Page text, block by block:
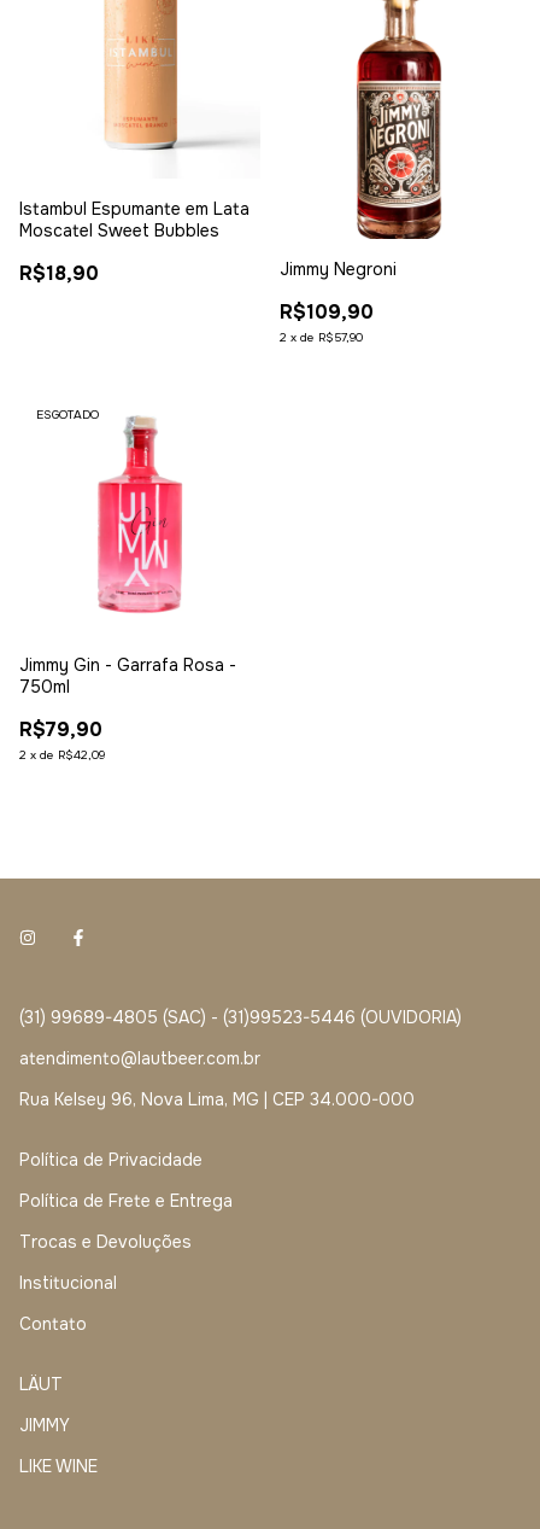
Istambul Espumante em Lata
Moscatel Sweet Bubbles
R$18,90 Jimmy Negroni
R$109,90
2 x de R$57,90
ESGOTADO
Jimmy Gin - Garrafa Rosa -
750ml
R$79,90
2 x de R$42,09
(31) 99689-4805 (SAC) - (31)99523-5446 (OUVIDORIA)
atendimento@lautbeer.com.br
Rua Kelsey 96, Nova Lima, MG | CEP 34.000-000
Política de Privacidade
Política de Frete e Entrega
Trocas e Devoluções
Institucional
Contato
LÄUT
JIMMY
LIKE WINE